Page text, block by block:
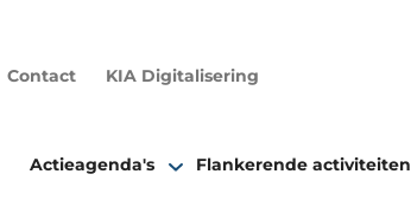
Contact KIA Digitalisering
Actieagenda's Flankerende activiteiten